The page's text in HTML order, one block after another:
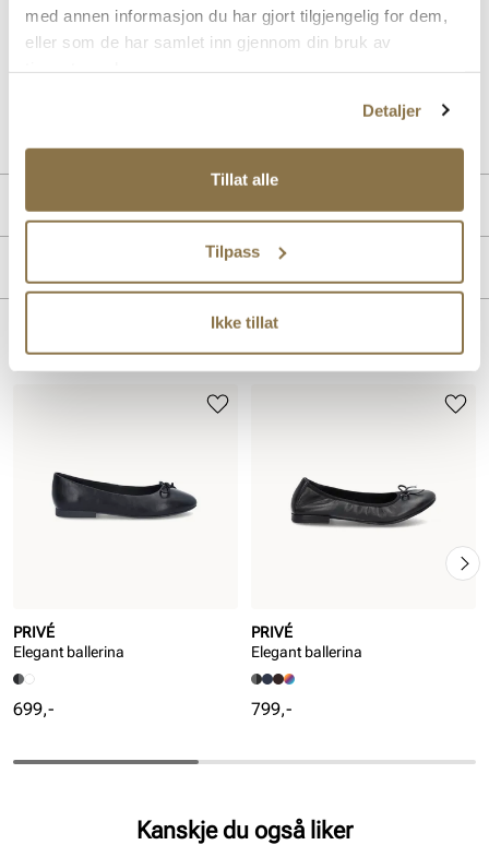
med annen informasjon du har gjort tilgjengelig for dem,
eller som de har samlet inn gjennom din bruk av
Detaljer
Tillat alle
Tilpass
Ikke tillat
design med høy komfort. Med myk yttersåle og Touchit
memoryfoam-dekksåle gir den en behagelig passform som varer
hele dagen. Perfekt for dame som ønsker stil og komfort i ett.
Produktdetaljer
For:Textil
Lignende produkter
PRIVÉ
Elegant ballerina
Pris
699,-
PRIVÉ
Elegant ballerina
Pris
799,-
Kanskje du også liker